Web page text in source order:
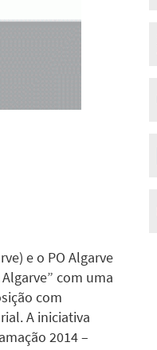
e o PO Algarve
com uma
com
A iniciativa
2014 –